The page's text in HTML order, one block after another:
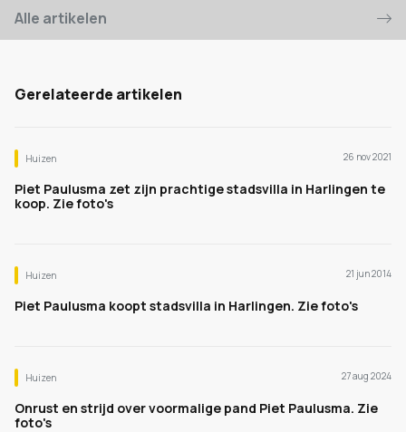
Alle artikelen
Gerelateerde artikelen
Huizen 26 nov 2021
Piet Paulusma zet zijn prachtige stadsvilla in Harlingen te
koop. Zie foto's
Huizen 21 jun 2014
Piet Paulusma koopt stadsvilla in Harlingen. Zie foto's
Huizen 27 aug 2024
Onrust en strijd over voormalige pand Piet Paulusma. Zie
foto's